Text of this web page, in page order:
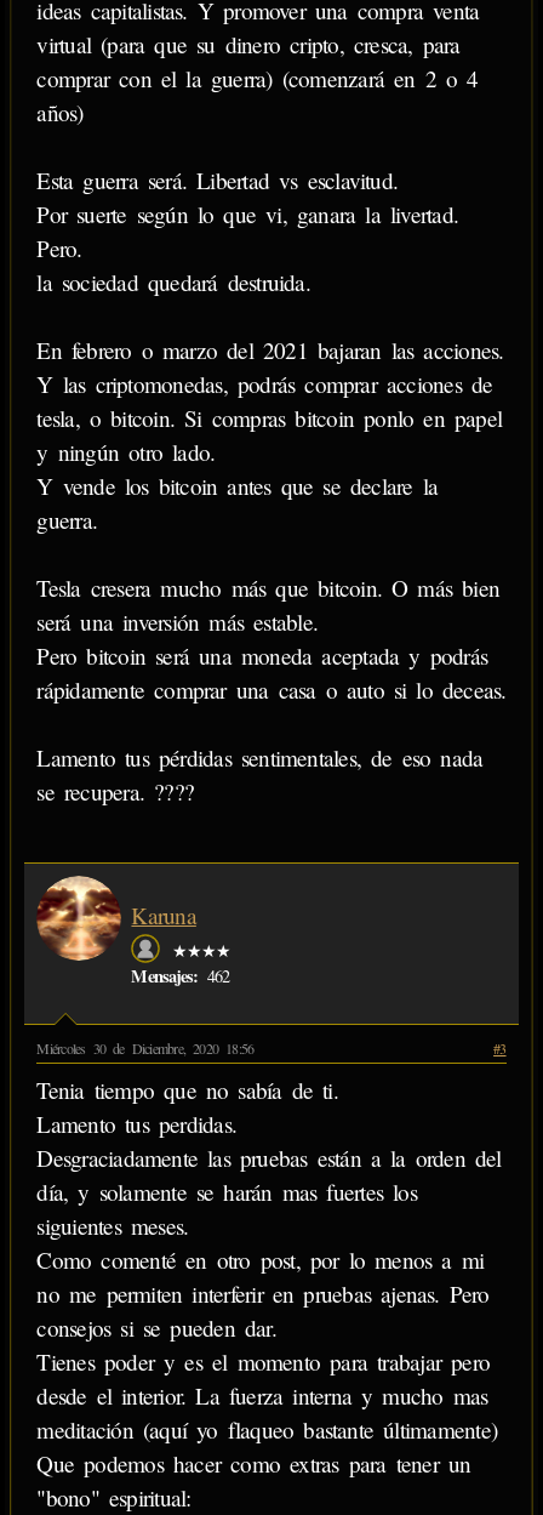
ideas capitalistas. Y promover una compra venta
virtual (para que su dinero cripto, cresca, para
comprar con el la guerra) (comenzará en 2 o 4
años)
Esta guerra será. Libertad vs esclavitud.
Por suerte según lo que vi, ganara la livertad.
Pero.
la sociedad quedará destruida.
En febrero o marzo del 2021 bajaran las acciones.
Y las criptomonedas, podrás comprar acciones de
tesla, o bitcoin. Si compras bitcoin ponlo en papel
y ningún otro lado.
Y vende los bitcoin antes que se declare la
guerra.
Tesla cresera mucho más que bitcoin. O más bien
será una inversión más estable.
Pero bitcoin será una moneda aceptada y podrás
rápidamente comprar una casa o auto si lo deceas.
Lamento tus pérdidas sentimentales, de eso nada
se recupera. ????
Karuna
★★★★
Mensajes: 462
Miércoles 30 de Diciembre, 2020 18:56 #3
Tenia tiempo que no sabía de ti.
Lamento tus perdidas.
Desgraciadamente las pruebas están a la orden del
día, y solamente se harán mas fuertes los
siguientes meses.
Como comenté en otro post, por lo menos a mi
no me permiten interferir en pruebas ajenas. Pero
consejos si se pueden dar.
Tienes poder y es el momento para trabajar pero
desde el interior. La fuerza interna y mucho mas
meditación (aquí yo flaqueo bastante últimamente)
Que podemos hacer como extras para tener un
"bono" espiritual: